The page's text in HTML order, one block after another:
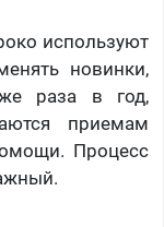
используют
новинки,
раза в год,
приемам
Процесс